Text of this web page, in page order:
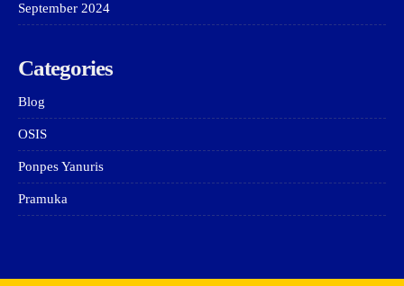
September 2024
Categories
Blog
OSIS
Ponpes Yanuris
Pramuka